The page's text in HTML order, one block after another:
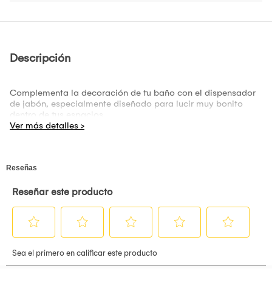
Descripción
Complementa la decoración de tu baño con el dispensador
de jabón, especialmente diseñado para lucir muy bonito
dentro de tus espacios.